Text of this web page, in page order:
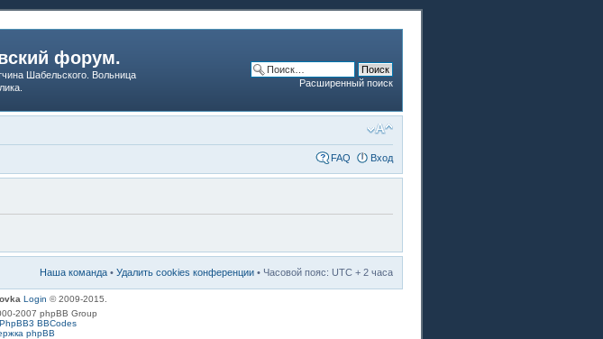
форум.
Шабельского. Вольница
Расширенный поиск
FAQ Вход
Наша команда • Удалить cookies конференции • Часовой пояс: UTC + 2 часа
Login © 2009-2015.
2007 phpBB Group
PhpBB3 BBCodes
phpBB